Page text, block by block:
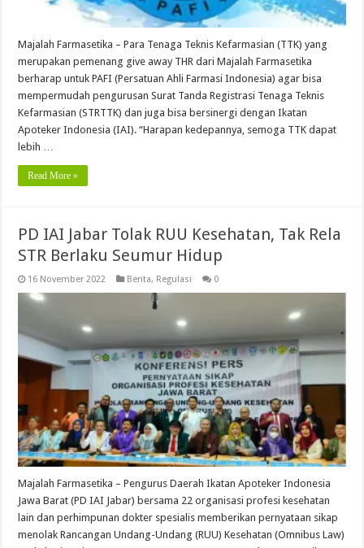
Majalah Farmasetika – Para Tenaga Teknis Kefarmasian (TTK) yang
merupakan pemenang give away THR dari Majalah Farmasetika
berharap untuk PAFI (Persatuan Ahli Farmasi Indonesia) agar bisa
mempermudah pengurusan Surat Tanda Registrasi Tenaga Teknis
Kefarmasian (STRTTK) dan juga bisa bersinergi dengan Ikatan
Apoteker Indonesia (IAI). “Harapan kedepannya, semoga TTK dapat
lebih …
Read More »
PD IAI Jabar Tolak RUU Kesehatan, Tak Rela
STR Berlaku Seumur Hidup
16 November 2022 Berita, Regulasi 0
Majalah Farmasetika – Pengurus Daerah Ikatan Apoteker Indonesia
Jawa Barat (PD IAI Jabar) bersama 22 organisasi profesi kesehatan
lain dan perhimpunan dokter spesialis memberikan pernyataan sikap
menolak Rancangan Undang-Undang (RUU) Kesehatan (Omnibus Law)